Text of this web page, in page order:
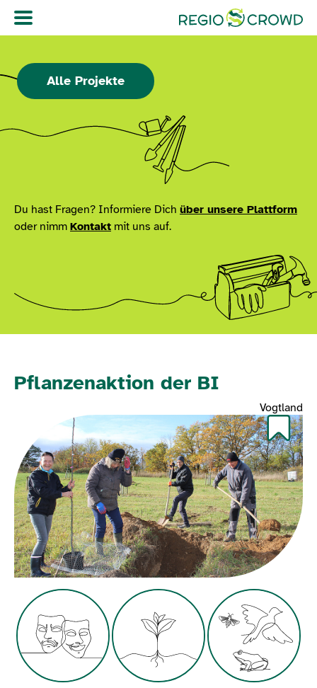
Navigation überspringen
Alle Projekte
Du hast Fragen? Informiere Dich über unsere Plattform
oder nimm Kontakt mit uns auf.
Pflanzenaktion der BI
Vogtland